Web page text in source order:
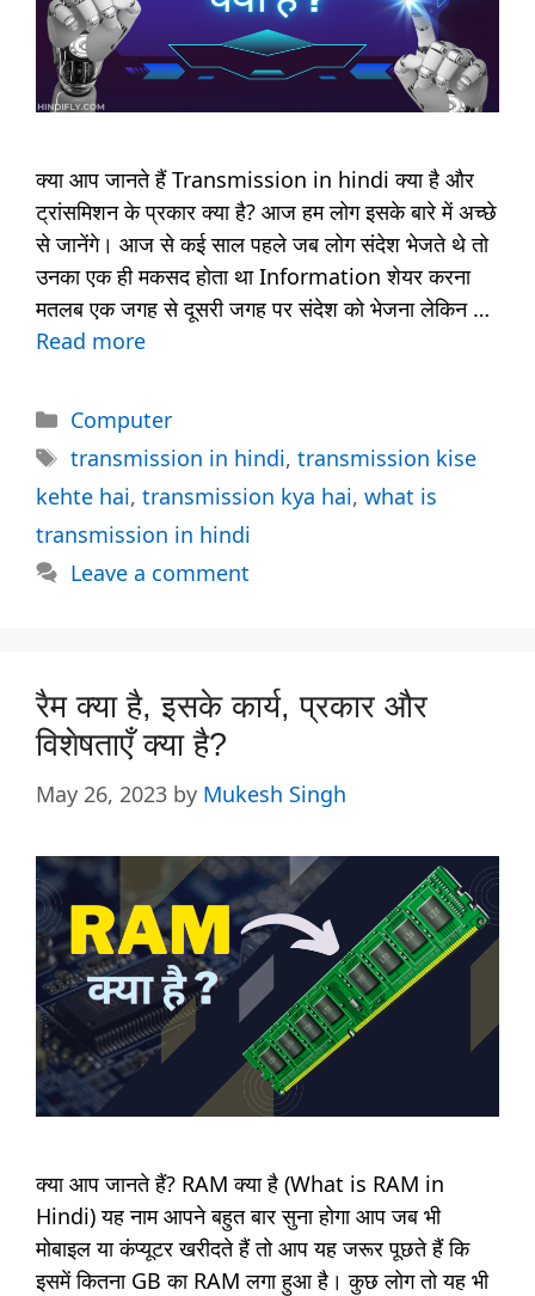
क्या आप जानते हैं Transmission in hindi क्या है और
ट्रांसमिशन के प्रकार क्या है? आज हम लोग इसके बारे में अच्छे
से जानेंगे। आज से कई साल पहले जब लोग संदेश भेजते थे तो
उनका एक ही मकसद होता था Information शेयर करना
मतलब एक जगह से दूसरी जगह पर संदेश को भेजना लेकिन …
Read more
Categories
Computer
Tags
transmission in hindi, transmission kise
kehte hai, transmission kya hai, what is
transmission in hindi
Leave a comment
रैम क्या है, इसके कार्य, प्रकार और
विशेषताएँ क्या है?
May 26, 2023 by Mukesh Singh
क्या आप जानते हैं? RAM क्या है (What is RAM in
Hindi) यह नाम आपने बहुत बार सुना होगा आप जब भी
मोबाइल या कंप्यूटर खरीदते हैं तो आप यह जरूर पूछते हैं कि
इसमें कितना GB का RAM लगा हुआ है। कुछ लोग तो यह भी